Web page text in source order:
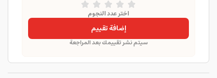
اختر عدد النجوم
إضافة تقييم
سيتم نشر تقييمك بعد المراجعة